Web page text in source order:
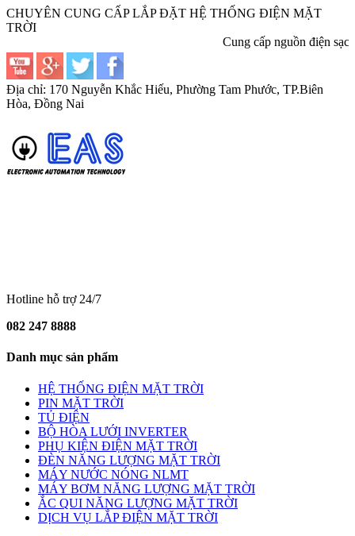
CHUYÊN CUNG CẤP LẮP ĐẶT HỆ THỐNG ĐIỆN MẶT
TRỜI
Cung cấp nguồn điện sạch
Địa chỉ: 170 Nguyễn Khắc Hiếu, Phường Tam Phước, TP.Biên
Hòa, Đồng Nai
Hotline hỗ trợ 24/7
082 247 8888
Danh mục sản phẩm
HỆ THỐNG ĐIỆN MẶT TRỜI
PIN MẶT TRỜI
TỦ ĐIỆN
BỘ HÒA LƯỚI INVERTER
PHỤ KIỆN ĐIỆN MẶT TRỜI
ĐÈN NĂNG LƯỢNG MẶT TRỜI
MÁY NƯỚC NÓNG NLMT
MÁY BƠM NĂNG LƯỢNG MẶT TRỜI
ẮC QUI NĂNG LƯỢNG MẶT TRỜI
DỊCH VỤ LẮP ĐIỆN MẶT TRỜI